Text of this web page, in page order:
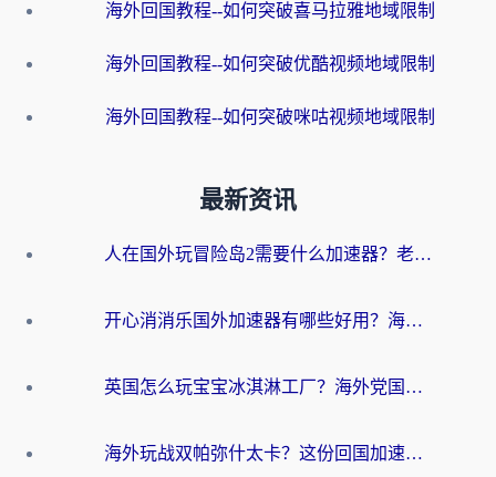
海外回国教程--如何突破喜马拉雅地域限制
海外回国教程--如何突破优酷视频地域限制
海外回国教程--如何突破咪咕视频地域限制
最新资讯
人在国外玩冒险岛2需要什么加速器？老玩家亲测有效的选择指南
开心消消乐国外加速器有哪些好用？海外党亲测不踩坑指南（附塔瑞斯世界Online流畅技巧）
英国怎么玩宝宝冰淇淋工厂？海外党国服游戏加速避坑指南（附挪威装甲风暴解决方案）
海外玩战双帕弥什太卡？这份回国加速器终极指南帮你告别延迟（附打球球大作战古今江湖加速方案）